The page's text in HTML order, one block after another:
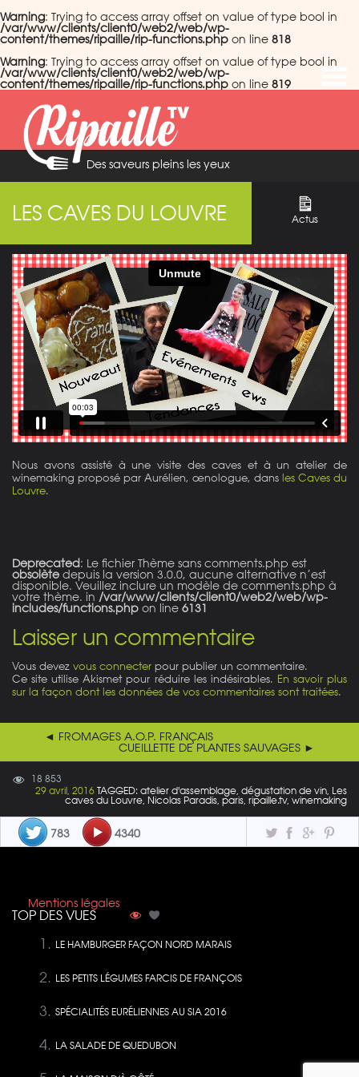
Warning: Trying to access array offset on value of type bool in
/var/www/clients/client0/web2/web/wp-
content/themes/ripaille/rip-functions.php on line 818
Warning: Trying to access array offset on value of type bool in
/var/www/clients/client0/web2/web/wp-
content/themes/ripaille/rip-functions.php on line 819
Des saveurs pleins les yeux
LES CAVES DU LOUVRE Actus
Nous avons assisté à une visite des caves et à un atelier de
winemaking proposé par Aurélien, œnologue, dans les Caves du
Louvre.
Deprecated: Le fichier Thème sans comments.php est
obsolète depuis la version 3.0.0, aucune alternative n’est
disponible. Veuillez inclure un modèle de comments.php à
votre thème. in /var/www/clients/client0/web2/web/wp-
includes/functions.php on line 6131
Laisser un commentaire
Vous devez vous connecter pour publier un commentaire.
Ce site utilise Akismet pour réduire les indésirables. En savoir plus
sur la façon dont les données de vos commentaires sont traitées.
◄ FROMAGES A.O.P. FRANÇAIS
CUEILLETTE DE PLANTES SAUVAGES ►
18 853
29 avril, 2016 TAGGED: atelier d'assemblage, dégustation de vin, Les
caves du Louvre, Nicolas Paradis, paris, ripaille.tv, winemaking
783 4340
Mentions légales
TOP DES VUES
LE HAMBURGER FAÇON NORD MARAIS
LES PETITS LÉGUMES FARCIS DE FRANÇOIS
SPÉCIALITÉS EURÉLIENNES AU SIA 2016
LA SALADE DE QUEDUBON